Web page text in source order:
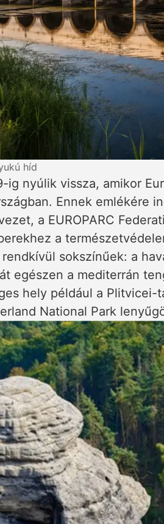
híd
ig nyúlik vissza, amikor
Ennek emlékére
a EUROPARC
a
sokszínűek: a
egészen a mediterrán
hely például a Plitvicei-
National Park